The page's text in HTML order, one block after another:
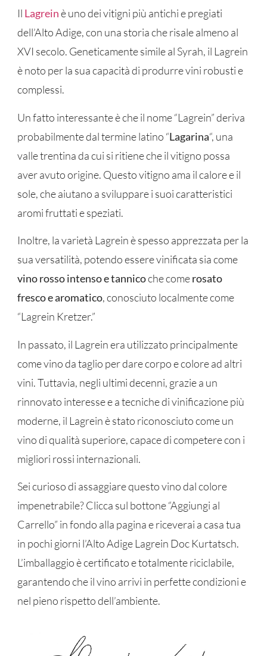
Il Lagreinè uno dei vitigni più antichi e pregiati
dell’Alto Adige, con una storia che risale almeno al
XVI secolo. Geneticamente simile al Syrah, il Lagrein
è noto per la sua capacità di produrre vini robusti e
complessi.
Un fatto interessante è che il nome “Lagrein” deriva
probabilmente dal termine latino “Lagarina“, una
valle trentina da cui si ritiene che il vitigno possa
aver avuto origine. Questo vitigno ama il calore e il
sole, che aiutano a sviluppare i suoi caratteristici
aromi fruttati e speziati.
Inoltre, la varietà Lagrein è spesso apprezzata per la
sua versatilità, potendo essere vinificata sia come
vino rosso intenso e tannicoche comerosato
fresco e aromatico, conosciuto localmente come
“Lagrein Kretzer.”
In passato, il Lagrein era utilizzato principalmente
come vino da taglio per dare corpo e colore ad altri
vini. Tuttavia, negli ultimi decenni, grazie a un
rinnovato interesse e a tecniche di vinificazione più
moderne, il Lagrein è stato riconosciuto come un
vino di qualità superiore, capace di competere con i
migliori rossi internazionali.
Sei curioso di assaggiare questo vino dal colore
impenetrabile? Clicca sul bottone “Aggiungi al
Carrello” in fondo alla pagina e riceverai a casa tua
in pochi giorni l’Alto Adige Lagrein Doc Kurtatsch.
L’imballaggio è certificato e totalmente riciclabile,
garantendo che il vino arrivi in perfette condizioni e
nel pieno rispetto dell’ambiente.